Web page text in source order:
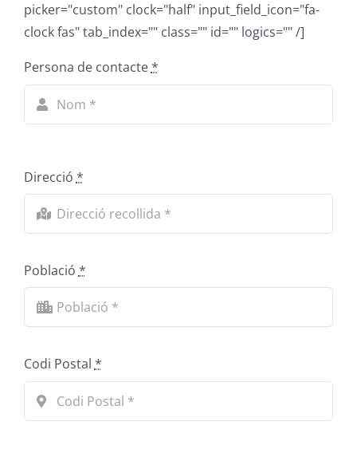
picker="custom" clock="half" input_field_icon="fa-
clock fas" tab_index="" class="" id="" logics="" /]
Persona de contacte*
Direcció *
Població *
Codi Postal *